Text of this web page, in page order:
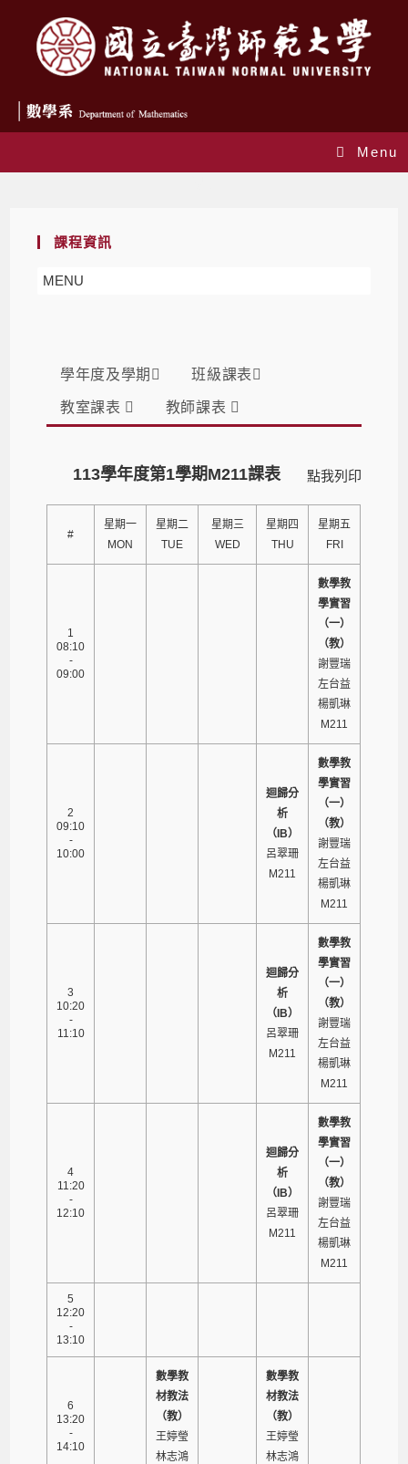
Menu
課程資訊
MENU
學年度及學期 班級課表
教室課表 教師課表
點我列印
113學年度第1學期M211課表
#
星期一
MON
星期二
TUE
星期三
WED
星期四
THU
星期五
FRI
1
08:10
-
09:00
數學教
學實習
（一）
（教）
謝豐瑞
左台益
楊凱琳
M211
2
09:10
-
10:00
迴歸分
析
（IB）
呂翠珊
M211
數學教
學實習
（一）
（教）
謝豐瑞
左台益
楊凱琳
M211
3
10:20
-
11:10
迴歸分
析
（IB）
呂翠珊
M211
數學教
學實習
（一）
（教）
謝豐瑞
左台益
楊凱琳
M211
4
11:20
-
12:10
迴歸分
析
（IB）
呂翠珊
M211
數學教
學實習
（一）
（教）
謝豐瑞
左台益
楊凱琳
M211
5
12:20
-
13:10
6
13:20
-
14:10
數學教
材教法
（教）
王婷瑩
林志鴻
數學教
材教法
（教）
王婷瑩
林志鴻